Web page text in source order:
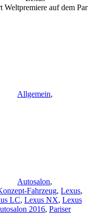
auf dem
Allgemein,
Autosalon,
Fahrzeug, Lexus,
LC, Lexus NX, Lexus
2016, Pariser